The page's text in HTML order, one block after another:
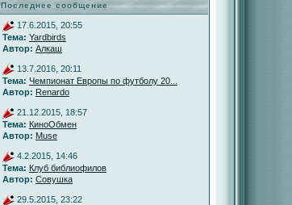
Последнее сообщение
17.6.2015, 20:55
Тема: Yardbirds
Автор: Алкаш
13.7.2016, 20:11
Тема: Чемпионат Европы по футболу 20...
Автор: Renardo
21.12.2015, 18:57
Тема: КиноОбмен
Автор: Muse
4.2.2015, 14:46
Тема: Клуб библиофилов
Автор: Совушка
29.5.2015, 23:22